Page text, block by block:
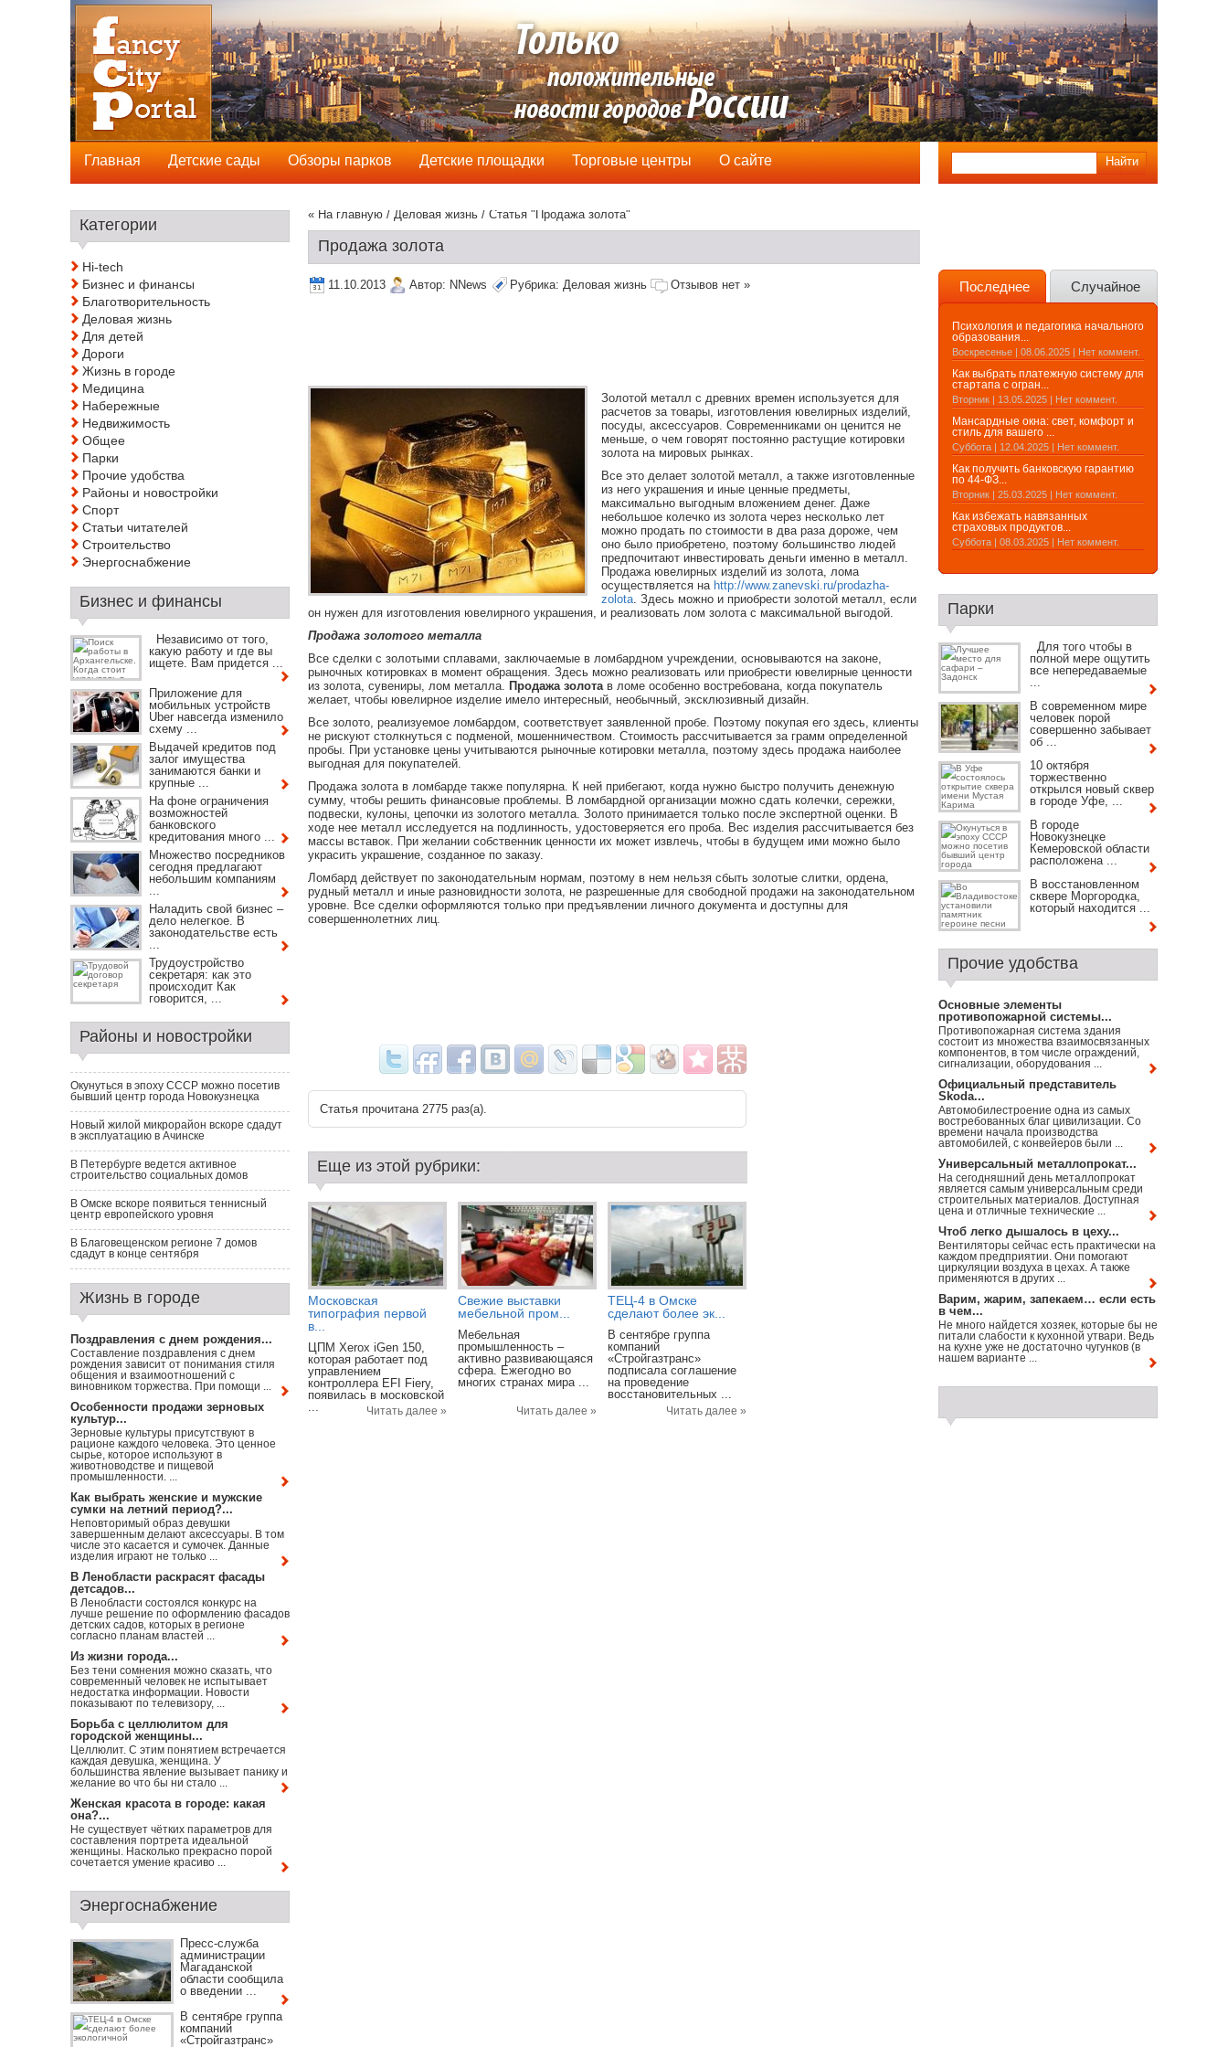
« На главную / Деловая жизнь / Статья "Продажа золота"
Продажа золота
11.10.2013 Автор: NNews Рубрика: Деловая жизнь Отзывов нет »
Золотой металл с древних времен используется для
расчетов за товары, изготовления ювелирных изделий,
посуды, аксессуаров. Современниками он ценится не
меньше, о чем говорят постоянно растущие котировки
золота на мировых рынках.
Все это делает золотой металл, а также изготовленные
из него украшения и иные ценные предметы,
максимально выгодным вложением денег. Даже
небольшое колечко из золота через несколько лет
можно продать по стоимости в два раза дороже, чем
оно было приобретено, поэтому большинство людей
предпочитают инвестировать деньги именно в металл.
Продажа ювелирных изделий из золота, лома
осуществляется на http://www.zanevski.ru/prodazha-
zolota. Здесь можно и приобрести золотой металл, если
он нужен для изготовления ювелирного украшения, и реализовать лом золота с максимальной выгодой.
Продажа золотого металла
Все сделки с золотыми сплавами, заключаемые в ломбардном учреждении, основываются на законе,
рыночных котировках в момент обращения. Здесь можно реализовать или приобрести ювелирные ценности
из золота, сувениры, лом металла. Продажа золота в ломе особенно востребована, когда покупатель
желает, чтобы ювелирное изделие имело интересный, необычный, эксклюзивный дизайн.
Все золото, реализуемое ломбардом, соответствует заявленной пробе. Поэтому покупая его здесь, клиенты
не рискуют столкнуться с подменой, мошенничеством. Стоимость рассчитывается за грамм определенной
пробы. При установке цены учитываются рыночные котировки металла, поэтому здесь продажа наиболее
выгодная для покупателей.
Продажа золота в ломбарде также популярна. К ней прибегают, когда нужно быстро получить денежную
сумму, чтобы решить финансовые проблемы. В ломбардной организации можно сдать колечки, сережки,
подвески, кулоны, цепочки из золотого металла. Золото принимается только после экспертной оценки. В
ходе нее металл исследуется на подлинность, удостоверяется его проба. Вес изделия рассчитывается без
массы вставок. При желании собственник ценности их может извлечь, чтобы в будущем ими можно было
украсить украшение, созданное по заказу.
Ломбард действует по законодательным нормам, поэтому в нем нельзя сбыть золотые слитки, ордена,
рудный металл и иные разновидности золота, не разрешенные для свободной продажи на законодательном
уровне. Все сделки оформляются только при предъявлении личного документа и доступны для
совершеннолетних лиц.
Статья прочитана 2775 раз(a).
Еще из этой рубрики:
Московская
типография первой
в...
ЦПМ Xerox iGen 150,
которая работает под
управлением
контроллера EFI Fiery,
появилась в московской
...
Читать далее »
Свежие выставки
мебельной пром...
Мебельная
промышленность –
активно развивающаяся
сфера. Ежегодно во
многих странах мира ...
Читать далее »
ТЕЦ-4 в Омске
сделают более эк...
В сентябре группа
компаний
«Стройгазтранс»
подписала соглашение
на проведение
восстановительных ...
Читать далее »
Категории
Hi-tech
Бизнес и финансы
Благотворительность
Деловая жизнь
Для детей
Дороги
Жизнь в городе
Медицина
Набережные
Недвижимость
Общее
Парки
Прочие удобства
Районы и новостройки
Спорт
Статьи читателей
Строительство
Энергоснабжение
Бизнес и финансы
Независимо от того,
какую работу и где вы
ищете. Вам придется ...
Приложение для
мобильных устройств
Uber навсегда изменило
схему ...
Выдачей кредитов под
залог имущества
занимаются банки и
крупные ...
На фоне ограничения
возможностей
банковского
кредитования много ...
Множество посредников
сегодня предлагают
небольшим компаниям
...
Наладить свой бизнес –
дело нелегкое. В
законодательстве есть
...
Трудоустройство
секретаря: как это
происходит Как
говорится, ...
Районы и новостройки
Окунуться в эпоху СССР можно посетив
бывший центр города Новокузнецка
Новый жилой микрорайон вскоре сдадут
в эксплуатацию в Ачинске
В Петербурге ведется активное
строительство социальных домов
В Омске вскоре появиться теннисный
центр европейского уровня
В Благовещенском регионе 7 домов
сдадут в конце сентября
Жизнь в городе
Поздравления с днем рождения...
Составление поздравления с днем
рождения зависит от понимания стиля
общения и взаимоотношений с
виновником торжества. При помощи ...
Особенности продажи зерновых
культур...
Зерновые культуры присутствуют в
рационе каждого человека. Это ценное
сырье, которое используют в
животноводстве и пищевой
промышленности. ...
Как выбрать женские и мужские
сумки на летний период?...
Неповторимый образ девушки
завершенным делают аксессуары. В том
числе это касается и сумочек. Данные
изделия играют не только ...
В Ленобласти раскрасят фасады
детсадов...
В Ленобласти состоялся конкурс на
лучше решение по оформлению фасадов
детских садов, которых в регионе
согласно планам властей ...
Из жизни города...
Без тени сомнения можно сказать, что
современный человек не испытывает
недостатка информации. Новости
показывают по телевизору, ...
Борьба с целлюлитом для
городской женщины...
Целлюлит. С этим понятием встречается
каждая девушка, женщина. У
большинства явление вызывает панику и
желание во что бы ни стало ...
Женская красота в городе: какая
она?...
Не существует чётких параметров для
составления портрета идеальной
женщины. Насколько прекрасно порой
сочетается умение красиво ...
Энергоснабжение
Пресс-служба
администрации
Магаданской
области сообщила
о введении ...
В сентябре группа
компаний
«Стройгазтранс»
Последнее Случайное
Психология и педагогика начального
образования...
Воскресенье | 08.06.2025 | Нет коммент.
Как выбрать платежную систему для
стартапа с огран...
Вторник | 13.05.2025 | Нет коммент.
Мансардные окна: свет, комфорт и
стиль для вашего ...
Суббота | 12.04.2025 | Нет коммент.
Как получить банковскую гарантию
по 44-ФЗ...
Вторник | 25.03.2025 | Нет коммент.
Как избежать навязанных
страховых продуктов...
Суббота | 08.03.2025 | Нет коммент.
Парки
Для того чтобы в
полной мере ощутить
все непередаваемые
...
В современном мире
человек порой
совершенно забывает
об ...
10 октября
торжественно
открылся новый сквер
в городе Уфе, ...
В городе
Новокузнецке
Кемеровской области
расположена ...
В восстановленном
сквере Моргородка,
который находится ...
Прочие удобства
Основные элементы
противопожарной системы...
Противопожарная система здания
состоит из множества взаимосвязанных
компонентов, в том числе ограждений,
сигнализации, оборудования ...
Официальный представитель
Skoda...
Автомобилестроение одна из самых
востребованных благ цивилизации. Со
времени начала производства
автомобилей, с конвейеров были ...
Универсальный металлопрокат...
На сегодняшний день металлопрокат
является самым универсальным среди
строительных материалов. Доступная
цена и отличные технические ...
Чтоб легко дышалось в цеху...
Вентиляторы сейчас есть практически на
каждом предприятии. Они помогают
циркуляции воздуха в цехах. А также
применяются в других ...
Варим, жарим, запекаем… если есть
в чем...
Не много найдется хозяек, которые бы не
питали слабости к кухонной утвари. Ведь
на кухне уже не достаточно чугунков (в
нашем варианте ...
Главная Детские сады Обзоры парков Детские площадки Торговые центры О сайте